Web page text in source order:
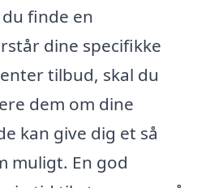
finde en
dine specifikke
tilbud, skal du
dem om dine
kan give dig et så
muligt. En god